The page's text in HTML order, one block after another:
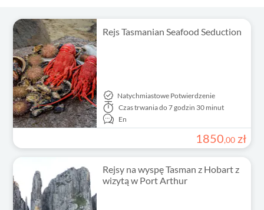
Rejs Tasmanian Seafood Seduction
Natychmiastowe Potwierdzenie
Czas trwaniado 7 godzin 30 minut
En
1850,00 zł
Rejsy na wyspę Tasman z Hobart z
wizytą w Port Arthur